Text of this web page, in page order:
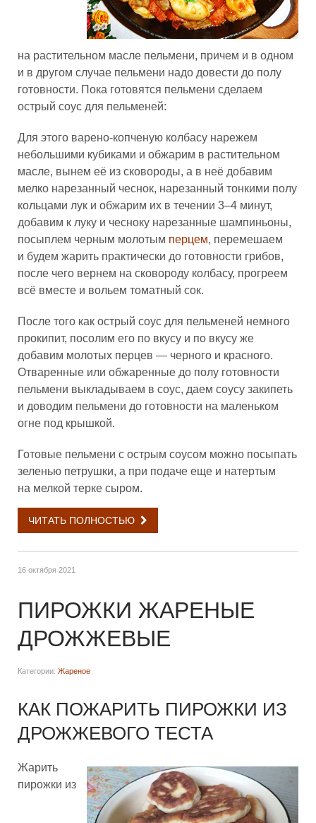
на растительном масле пельмени, причем и в одном
и в другом случае пельмени надо довести до полу
готовности. Пока готовятся пельмени сделаем
острый соус для пельменей:
Для этого варено-копченую колбасу нарежем
небольшими кубиками и обжарим в растительном
масле, вынем её из сковороды, а в неё добавим
мелко нарезанный чеснок, нарезанный тонкими полу
кольцами лук и обжарим их в течении 3–4 минут,
добавим к луку и чесноку нарезанные шампиньоны,
посыплем черным молотым перцем, перемешаем
и будем жарить практически до готовности грибов,
после чего вернем на сковороду колбасу, прогреем
всё вместе и вольем томатный сок.
После того как острый соус для пельменей немного
прокипит, посолим его по вкусу и по вкусу же
добавим молотых перцев — черного и красного.
Отваренные или обжаренные до полу готовности
пельмени выкладываем в соус, даем соусу закипеть
и доводим пельмени до готовности на маленьком
огне под крышкой.
Готовые пельмени с острым соусом можно посыпать
зеленью петрушки, а при подаче еще и натертым
на мелкой терке сыром.
ЧИТАТЬ ПОЛНОСТЬЮ
16 октября 2021
ПИРОЖКИ ЖАРЕНЫЕ
ДРОЖЖЕВЫЕ
Категории: Жареное
КАК ПОЖАРИТЬ ПИРОЖКИ ИЗ
ДРОЖЖЕВОГО ТЕСТА
Жарить
пирожки из